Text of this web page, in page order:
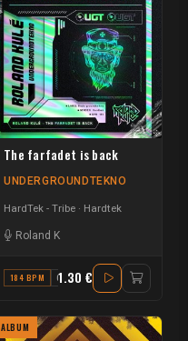
The farfadet is back
UNDERGROUNDTEKNO
HardTek - Tribe Hardtek
Roland K
184 BPM G1.30 €
ALBUM